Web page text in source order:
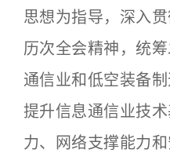
思想为指导，深入
历次全会精神，统
通信业和低空装备
提升信息通信业技
力、网络支撑能力